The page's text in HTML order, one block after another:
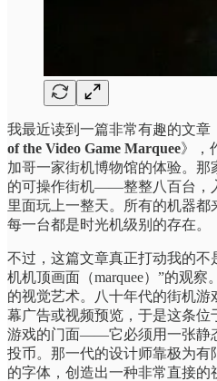
我最近读到一篇非常有趣的文章
of the Video Game Marquee》，
加哥一家街机博物馆的体验。
的可操作街机——整整八百台，
里面玩上一整天。所有的机器
每一台都是时光机级别的存在。
不过，这篇文章真正打动我的不
机机顶画面（marquee）”的观
的视觉艺术。八十年代的街机
幕广告或视频预览，于是这条位
游戏的门面——它必须用一张静
投币。那一代的设计师靠极为
的字体，创造出一种非常直接的